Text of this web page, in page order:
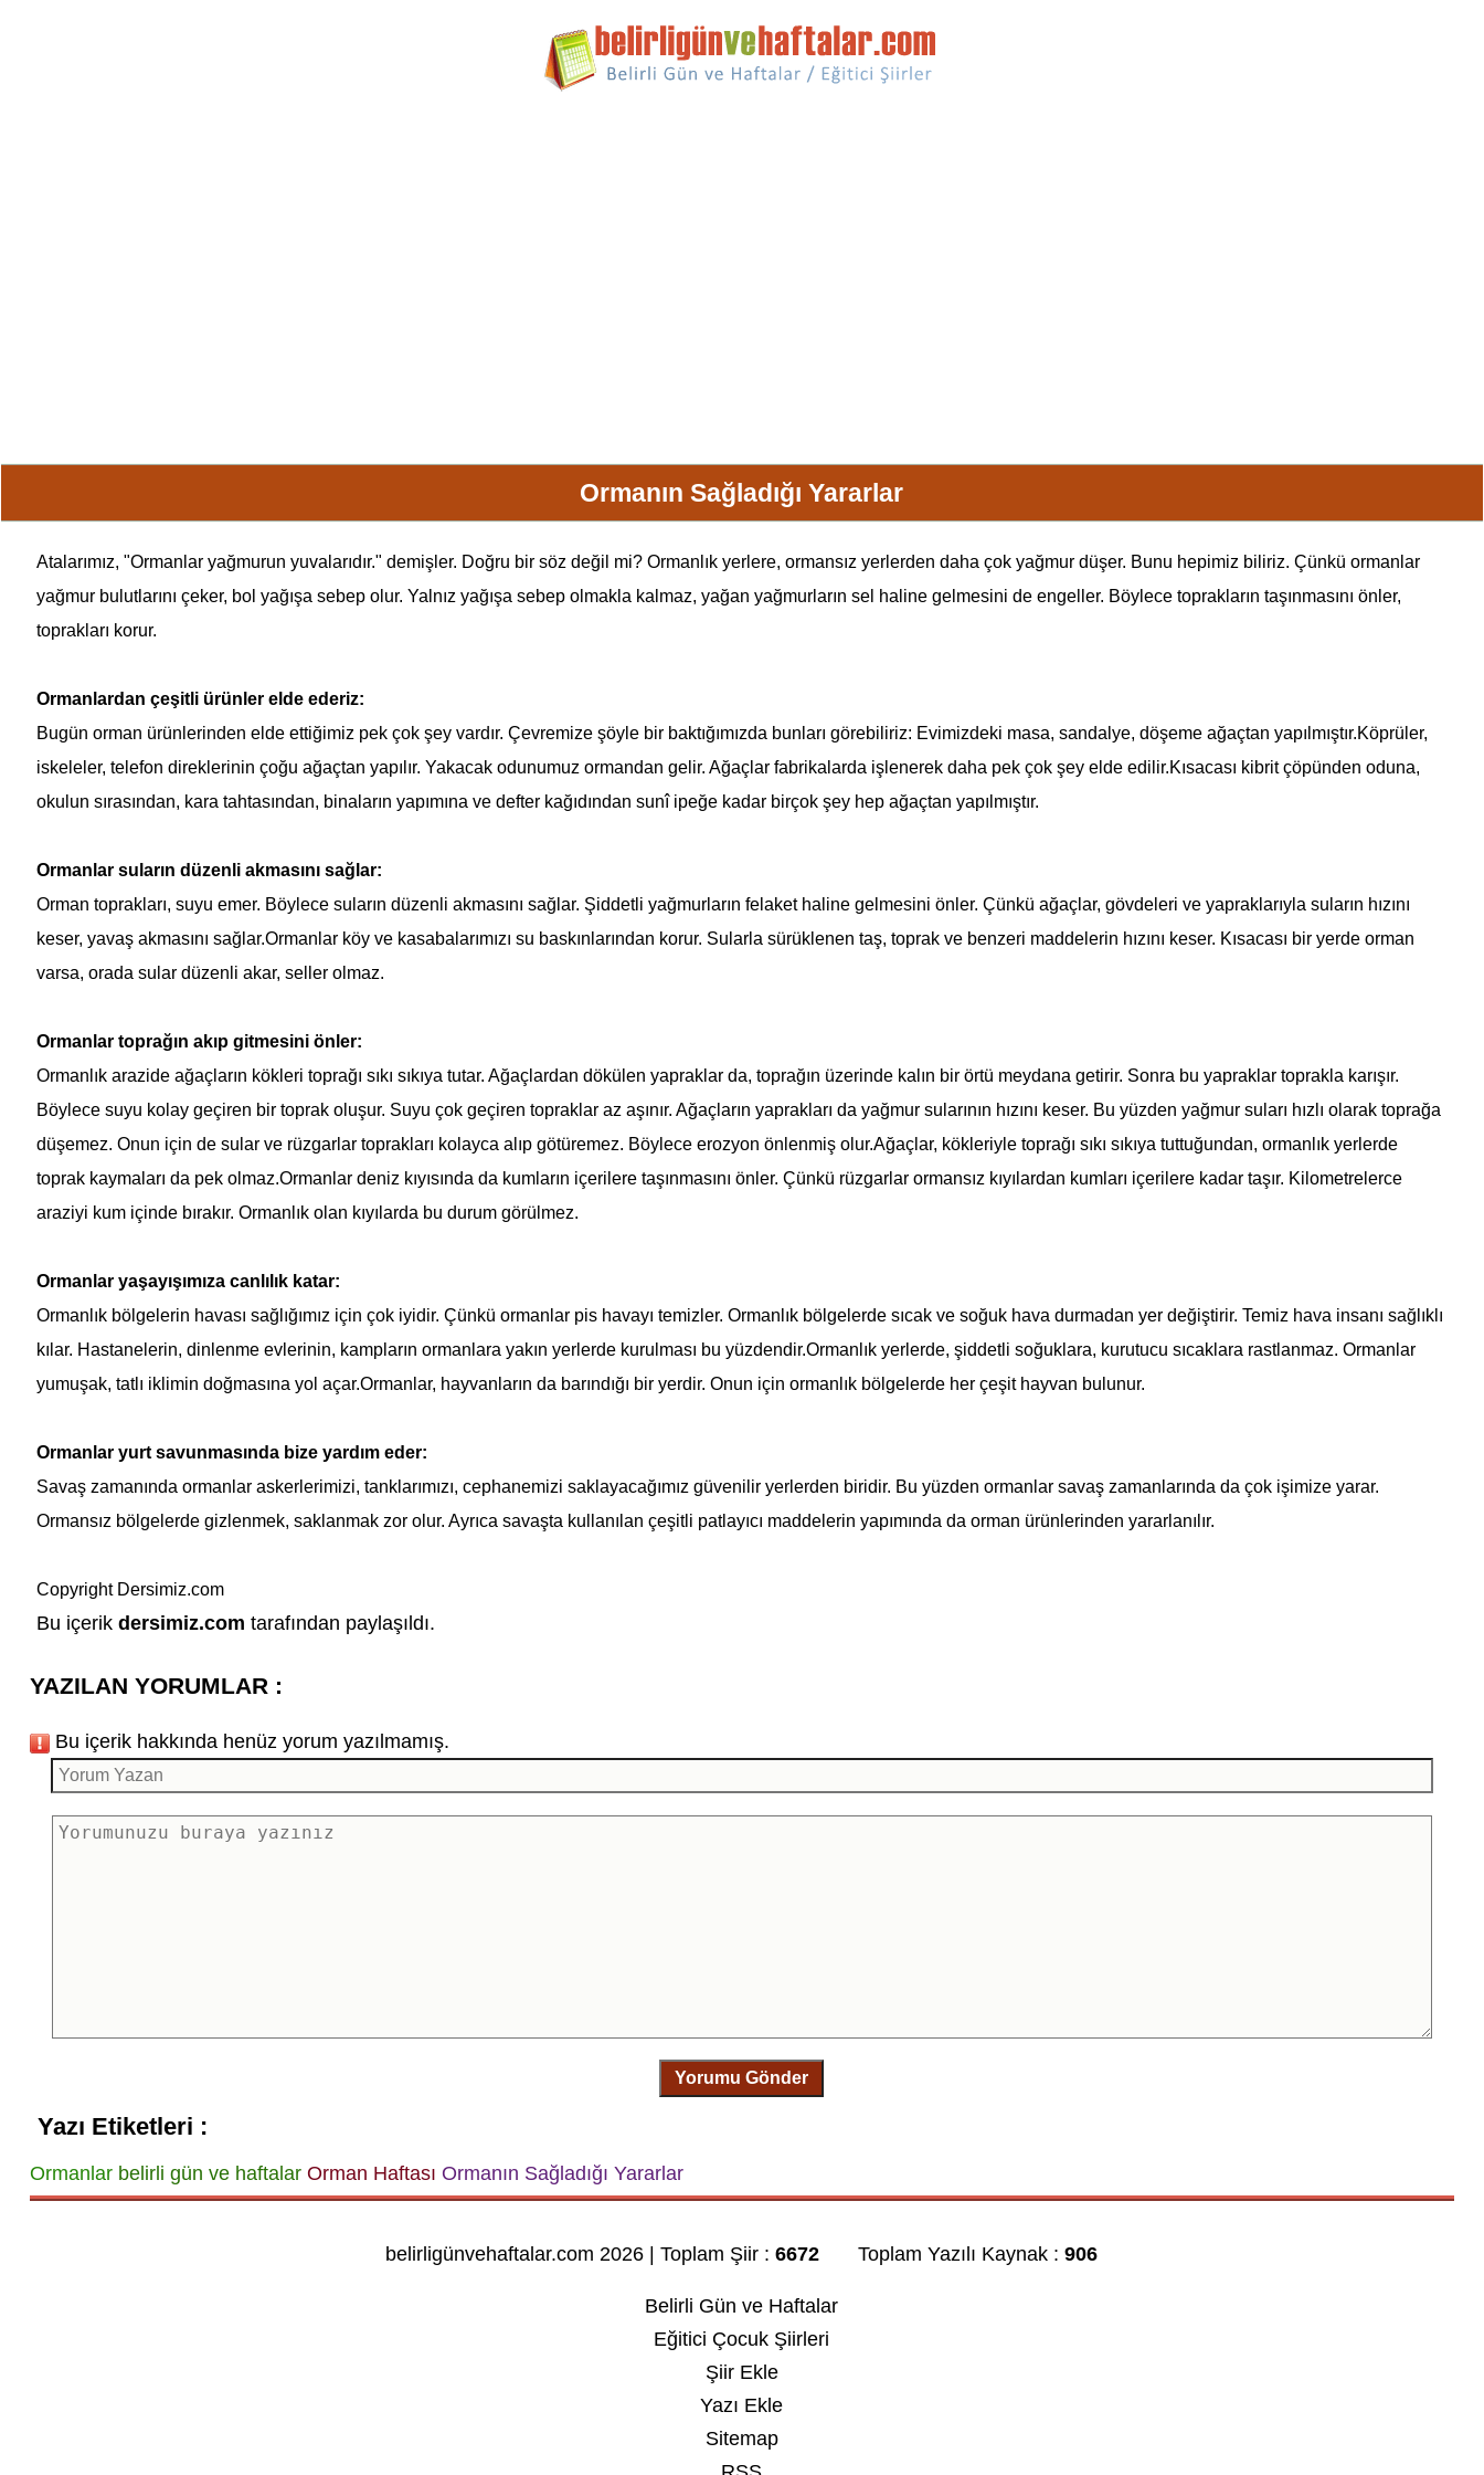
Ormanın Sağladığı Yararlar
Atalarımız, "Ormanlaryağmurun yuvalarıdır." demişler. Doğru bir söz değil mi? Ormanlık yerlere, ormansız yerlerden daha çok yağmur düşer. Bunu hepimiz biliriz. Çünkü ormanlar
yağmur bulutlarını çeker, bol yağışa sebep olur. Yalnız yağışa sebep olmakla kalmaz, yağan yağmurların sel haline gelmesini de engeller. Böylece toprakların taşınmasını önler,
toprakları korur.
Ormanlardan çeşitli ürünler elde ederiz:
Bugün orman ürünlerinden elde ettiğimiz pek çok şey vardır. Çevremize şöyle bir baktığımızda bunları görebiliriz: Evimizdeki masa, sandalye, döşeme ağaçtan yapılmıştır.Köprüler,
iskeleler, telefon direklerinin çoğu ağaçtan yapılır. Yakacak odunumuz ormandan gelir. Ağaçlar fabrikalarda işlenerek daha pek çok şey elde edilir.Kısacası kibrit çöpünden oduna,
okulun sırasından, kara tahtasından, binaların yapımına ve defter kağıdından sunî ipeğe kadar birçok şey hep ağaçtan yapılmıştır.
Ormanlarsuların düzenli akmasını sağlar:
Orman toprakları, suyu emer. Böylece suların düzenli akmasını sağlar. Şiddetli yağmurların felaket haline gelmesini önler. Çünkü ağaçlar, gövdeleri ve yapraklarıyla suların hızını
keser, yavaş akmasını sağlar.Ormanlarköy ve kasabalarımızı su baskınlarından korur. Sularla sürüklenen taş, toprak ve benzeri maddelerin hızını keser. Kısacası bir yerde orman
varsa, orada sular düzenli akar, seller olmaz.
Ormanlartoprağın akıp gitmesini önler:
Ormanlık arazide ağaçların kökleri toprağı sıkı sıkıya tutar. Ağaçlardan dökülen yapraklar da, toprağın üzerinde kalın bir örtü meydana getirir. Sonra bu yapraklar toprakla karışır.
Böylece suyu kolay geçiren bir toprak oluşur. Suyu çok geçiren topraklar az aşınır. Ağaçların yaprakları da yağmur sularının hızını keser. Bu yüzden yağmur suları hızlı olarak toprağa
düşemez. Onun için de sular ve rüzgarlar toprakları kolayca alıp götüremez. Böylece erozyon önlenmiş olur.Ağaçlar, kökleriyle toprağı sıkı sıkıya tuttuğundan, ormanlık yerlerde
toprak kaymaları da pek olmaz.Ormanlardeniz kıyısında da kumların içerilere taşınmasını önler. Çünkü rüzgarlar ormansız kıyılardan kumları içerilere kadar taşır. Kilometrelerce
araziyi kum içinde bırakır. Ormanlık olan kıyılarda bu durum görülmez.
Ormanlaryaşayışımıza canlılık katar:
Ormanlık bölgelerin havası sağlığımız için çok iyidir. Çünkü ormanlar pis havayı temizler. Ormanlık bölgelerde sıcak ve soğuk hava durmadan yer değiştirir. Temiz hava insanı sağlıklı
kılar. Hastanelerin, dinlenme evlerinin, kampların ormanlara yakın yerlerde kurulması bu yüzdendir.Ormanlık yerlerde, şiddetli soğuklara, kurutucu sıcaklara rastlanmaz. Ormanlar
yumuşak, tatlı iklimin doğmasına yol açar.Ormanlar, hayvanların da barındığı bir yerdir. Onun için ormanlık bölgelerde her çeşit hayvan bulunur.
Ormanlaryurt savunmasında bize yardım eder:
Savaş zamanında ormanlar askerlerimizi, tanklarımızı, cephanemizi saklayacağımız güvenilir yerlerden biridir. Bu yüzden ormanlar savaş zamanlarında da çok işimize yarar.
Ormansız bölgelerde gizlenmek, saklanmak zor olur. Ayrıca savaşta kullanılan çeşitli patlayıcı maddelerin yapımında da orman ürünlerinden yararlanılır.
Copyright Dersimiz.com
Bu içerik dersimiz.com tarafından paylaşıldı.
YAZILAN YORUMLAR :
Bu içerik hakkında henüz yorum yazılmamış.
Yorumu Gönder
Yazı Etiketleri :
Ormanlar belirli gün ve haftalar Orman Haftası Ormanın Sağladığı Yararlar
belirligünvehaftalar.com 2026 | Toplam Şiir :6672 Toplam Yazılı Kaynak :906
Belirli Gün ve Haftalar
Eğitici Çocuk Şiirleri
Şiir Ekle
Yazı Ekle
Sitemap